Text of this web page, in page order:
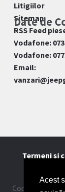
Acest
Litigiilor
Sitemap
RSS Feed
Date de
Vodafone:
Vodafone:
Email:
Termeni si
Cookie-urile